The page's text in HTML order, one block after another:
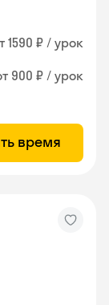
1590 ₽ / урок
900 ₽ / урок
время